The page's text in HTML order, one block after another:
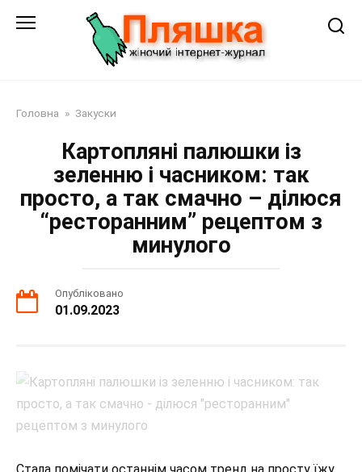
Головна » Закуски
Картопляні палюшки із
зеленню і часником: так
просто, а так смачно – ділюся
“ресторанним” рецептом з
минулого
Опубліковано
01.09.2023